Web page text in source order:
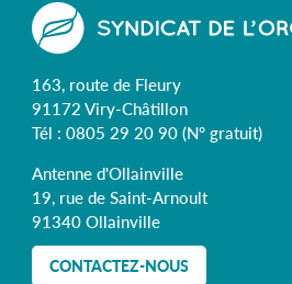
163, route de Fleury
91172 Viry-Châtillon
Tél : 0805 29 20 90(N° gratuit)
Antenne d'Ollainville
19, rue de Saint-Arnoult
91340 Ollainville
CONTACTEZ-NOUS